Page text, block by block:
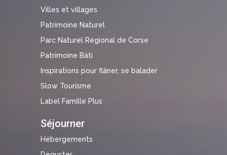
Villes et villages
Patrimoine Naturel
Parc Naturel Régional de Corse
Patrimoine Bâti
Inspirations pour flâner, se balader
Slow Tourisme
Label Famille Plus
Séjourner
Hébergements